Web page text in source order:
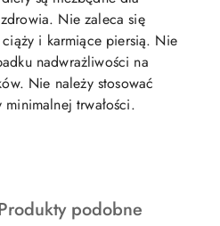
Nie zaleca się
i karmiące piersią. Nie
nadwrażliwości na
Nie należy stosować
trwałości.
podobne